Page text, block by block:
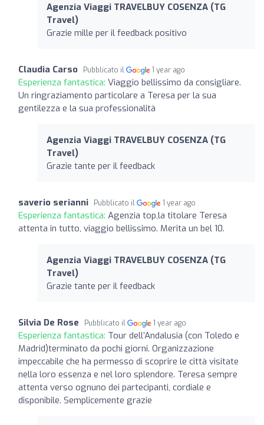
Agenzia Viaggi TRAVELBUY COSENZA (TG
Travel)
Grazie mille per il feedback positivo
Claudia Carso Pubblicato il 1 year ago
Esperienza fantastica: Viaggio bellissimo da consigliare.
Un ringraziamento particolare a Teresa per la sua
gentilezza e la sua professionalità
Agenzia Viaggi TRAVELBUY COSENZA (TG
Travel)
Grazie tante per il feedback
saverio serianni Pubblicato il 1 year ago
Esperienza fantastica: Agenzia top,la titolare Teresa
attenta in tutto, viaggio bellissimo. Merita un bel 10.
Agenzia Viaggi TRAVELBUY COSENZA (TG
Travel)
Grazie tante per il feedback
Silvia De Rose Pubblicato il 1 year ago
Esperienza fantastica: Tour dell’Andalusia (con Toledo e
Madrid)terminato da pochi giorni. Organizzazione
impeccabile che ha permesso di scoprire le città visitate
nella loro essenza e nel loro splendore. Teresa sempre
attenta verso ognuno dei partecipanti, cordiale e
disponibile. Semplicemente grazie